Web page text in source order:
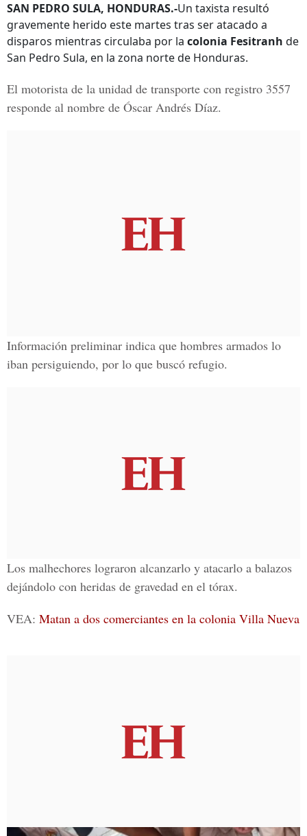
SAN PEDRO SULA, HONDURAS.-Un taxista resultó
gravemente herido este martes tras ser atacado a
disparos mientras circulaba por la colonia Fesitranh de
San Pedro Sula, en la zona norte de Honduras.
El motorista de la unidad de transporte con registro 3557
responde al nombre de Óscar Andrés Díaz.
Información preliminar indica que hombres armados lo
iban persiguiendo, por lo que buscó refugio.
Los malhechores lograron alcanzarlo y atacarlo a balazos
dejándolo con heridas de gravedad en el tórax.
VEA: Matan a dos comerciantes en la colonia Villa Nueva